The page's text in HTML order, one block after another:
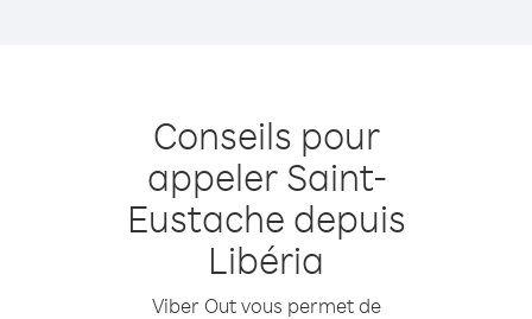
Conseils pour
appeler Saint-
Eustache depuis
Libéria
Viber Out vous permet de